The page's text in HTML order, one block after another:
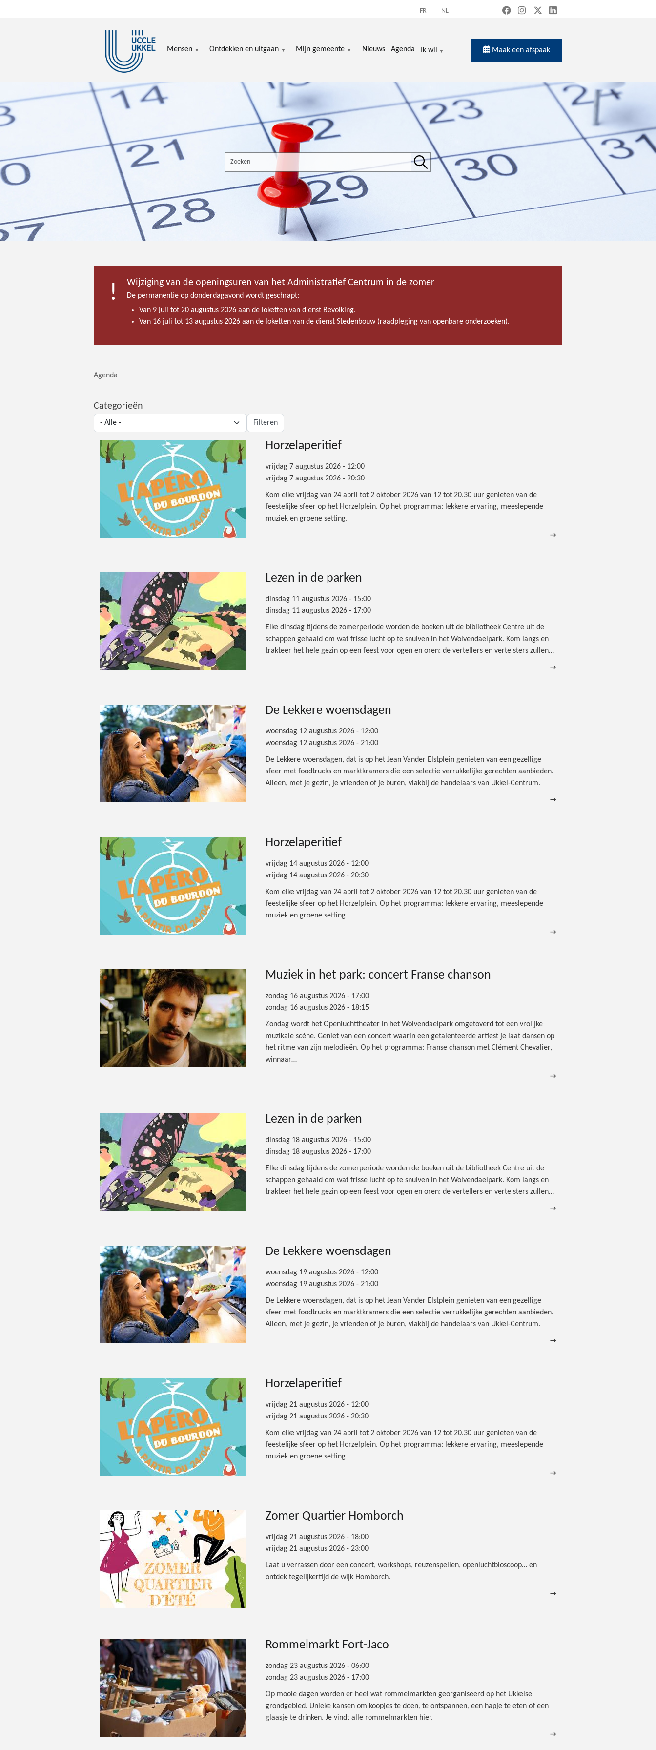
FR NL
Mensen Ontdekken en uitgaan Mijn gemeente Nieuws Agenda Ik wil Maak een afspaak
Search the site
Zoeken
Wijziging van de openingsuren van het Administratief Centrum in de zomer
De permanentie op donderdagavond wordt geschrapt:
Van 9 juli tot 20 augustus 2026 aan de loketten van dienst Bevolking.
Van 16 juli tot 13 augustus 2026 aan de loketten van de dienst Stedenbouw (raadpleging van openbare onderzoeken).
Agenda
Categorieën
Filteren
Horzelaperitief
vrijdag 7 augustus 2026 - 12:00
vrijdag 7 augustus 2026 - 20:30
Kom elke vrijdag van 24 april tot 2 oktober 2026 van 12 tot 20.30 uur genieten van de
feestelijke sfeer op het Horzelplein. Op het programma: lekkere ervaring, meeslepende
muziek en groene setting.
→
Lezen in de parken
dinsdag 11 augustus 2026 - 15:00
dinsdag 11 augustus 2026 - 17:00
Elke dinsdag tijdens de zomerperiode worden de boeken uit de bibliotheek Centre uit de
schappen gehaald om wat frisse lucht op te snuiven in het Wolvendaelpark. Kom langs en
trakteer het hele gezin op een feest voor ogen en oren: de vertellers en vertelsters zullen…
→
De Lekkere woensdagen
woensdag 12 augustus 2026 - 12:00
woensdag 12 augustus 2026 - 21:00
De Lekkere woensdagen, dat is op het Jean Vander Elstplein genieten van een gezellige
sfeer met foodtrucks en marktkramers die een selectie verrukkelijke gerechten aanbieden.
Alleen, met je gezin, je vrienden of je buren, vlakbij de handelaars van Ukkel-Centrum.
→
Horzelaperitief
vrijdag 14 augustus 2026 - 12:00
vrijdag 14 augustus 2026 - 20:30
Kom elke vrijdag van 24 april tot 2 oktober 2026 van 12 tot 20.30 uur genieten van de
feestelijke sfeer op het Horzelplein. Op het programma: lekkere ervaring, meeslepende
muziek en groene setting.
→
Muziek in het park: concert Franse chanson
zondag 16 augustus 2026 - 17:00
zondag 16 augustus 2026 - 18:15
Zondag wordt het Openluchttheater in het Wolvendaelpark omgetoverd tot een vrolijke
muzikale scène. Geniet van een concert waarin een getalenteerde artiest je laat dansen op
het ritme van zijn melodieën. Op het programma: Franse chanson met Clément Chevalier,
winnaar…
→
Lezen in de parken
dinsdag 18 augustus 2026 - 15:00
dinsdag 18 augustus 2026 - 17:00
Elke dinsdag tijdens de zomerperiode worden de boeken uit de bibliotheek Centre uit de
schappen gehaald om wat frisse lucht op te snuiven in het Wolvendaelpark. Kom langs en
trakteer het hele gezin op een feest voor ogen en oren: de vertellers en vertelsters zullen…
→
De Lekkere woensdagen
woensdag 19 augustus 2026 - 12:00
woensdag 19 augustus 2026 - 21:00
De Lekkere woensdagen, dat is op het Jean Vander Elstplein genieten van een gezellige
sfeer met foodtrucks en marktkramers die een selectie verrukkelijke gerechten aanbieden.
Alleen, met je gezin, je vrienden of je buren, vlakbij de handelaars van Ukkel-Centrum.
→
Horzelaperitief
vrijdag 21 augustus 2026 - 12:00
vrijdag 21 augustus 2026 - 20:30
Kom elke vrijdag van 24 april tot 2 oktober 2026 van 12 tot 20.30 uur genieten van de
feestelijke sfeer op het Horzelplein. Op het programma: lekkere ervaring, meeslepende
muziek en groene setting.
→
Zomer Quartier Homborch
vrijdag 21 augustus 2026 - 18:00
vrijdag 21 augustus 2026 - 23:00
Laat u verrassen door een concert, workshops, reuzenspellen, openluchtbioscoop… en
ontdek tegelijkertijd de wijk Homborch.
→
Rommelmarkt Fort-Jaco
zondag 23 augustus 2026 - 06:00
zondag 23 augustus 2026 - 17:00
Op mooie dagen worden er heel wat rommelmarkten georganiseerd op het Ukkelse
grondgebied. Unieke kansen om koopjes te doen, te ontspannen, een hapje te eten of een
glaasje te drinken. Je vindt alle rommelmarkten hier.
→